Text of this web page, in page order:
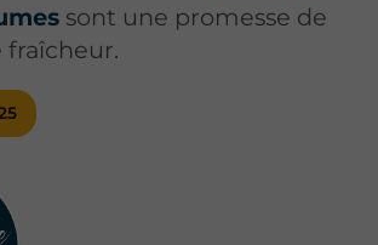
sont une promesse de